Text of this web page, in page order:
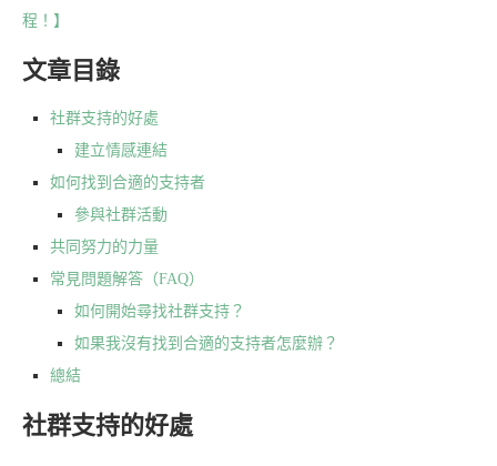
程！】
文章目錄
社群支持的好處
建立情感連結
如何找到合適的支持者
參與社群活動
共同努力的力量
常見問題解答（FAQ）
如何開始尋找社群支持？
如果我沒有找到合適的支持者怎麼辦？
總結
社群支持的好處